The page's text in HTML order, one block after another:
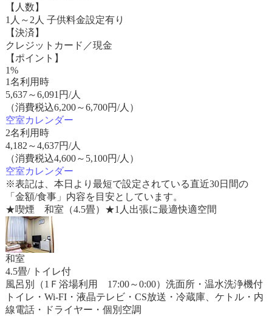
【人数】
1人～2人 子供料金設定有り
【決済】
クレジットカード／現金
【ポイント】
1%
1名利用時
5,637～6,091 円/人
（消費税込6,200～6,700円/人）
空室カレンダー
2名利用時
4,182 ～4,637円/人
（消費税込4,600～5,100円/人）
空室カレンダー
※表記は、本日より最短で設定されている直近30日間の
「金額/食事」内容を目安としています。
★喫煙 和室（4.5畳）★1人出張に最適快適空間
和室
4.5畳/ トイレ付
風呂別（1Ｆ浴場利用 17:00～0:00）洗面所・温水洗浄機付
トイレ・Wi-FI・液晶テレビ・CS放送・冷蔵庫、ケトル・内
線電話・ドライヤー・個別空調